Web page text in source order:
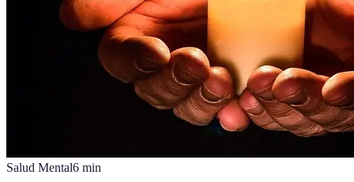
Salud Mental6 min